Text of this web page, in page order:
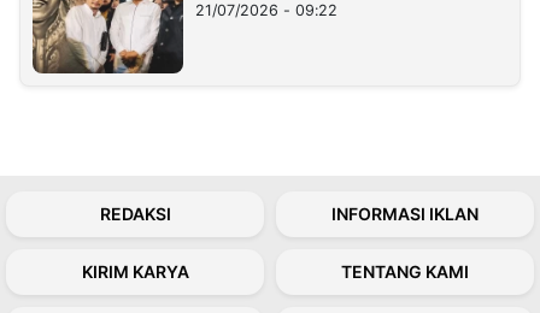
21/07/2026 - 09:22
REDAKSI INFORMASI IKLAN
KIRIM KARYA TENTANG KAMI